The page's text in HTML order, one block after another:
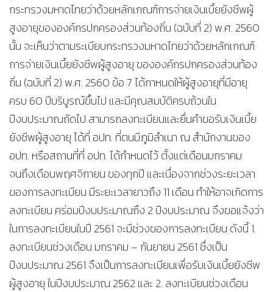
กระทรวงมหาดไทยว่าด้วยหลักเกณฑ์การจ่ายเงินเบี้ยยังชีพผู้
สูงอายุขององค์กรปกครองส่วนท้องถิ่น (ฉบับที่ 2) พ.ศ. 2560
นั้น จะเห็นว่าตามระเบียบกระทรวงมหาดไทยว่าด้วยหลักเกณฑ์
การจ่ายเงินเบี้ยยังชีพผู้สูงอายุ ขององค์กรปกครองส่วนท้อง
ถิ่น (ฉบับที่ 2) พ.ศ. 2560 ข้อ 7 ได้กาหนดให้ผู้สูงอายุที่มีอายุ
ครบ 60 ปีบริบูรณ์ขึ้นไป และมีคุณสมบัติครบถ้วนใน
ปีงบประมาณถัดไป สามารถลงทะเบียนและยื่นคำขอรับเงินเบี้ย
ยังชีพผู้สูงอายุ ได้ที่ อปท. ที่ตนมีภูมิลำเนา ณ สำนักงานของ
อปท. หรือสถานที่ที่ อปท. ได้กำหนดไว้ ตั้งแต่เดือนมกราคม
จนถึงเดือนพฤศจิกายน ของทุกปี และเนื่องจากช่วงระยะเวลา
ของการลงทะเบียน มีระยะเวลายาวถึง 11 เดือน ทำให้อาจเกิดการ
ลงทะเบียน คร่อมปีงบประมาณถึง 2 ปีงบประมาณ จึงขอแจ้งว่า
ในการลงทะเบียนในปี 2561 จะมีช่วงของการลงทะเบียน ดังนี้ 1.
ลงทะเบียนช่วงเดือน มกราคม – กันยายน 2561 ซึ่งเป็น
ปีงบประมาณ 2561 จึงเป็นการลงทะเบียนเพื่อรับเงินเบี้ยยังชีพ
ผู้สูงอายุ ในปีงบประมาณ 2562 และ 2. ลงทะเบียนช่วงเดือน